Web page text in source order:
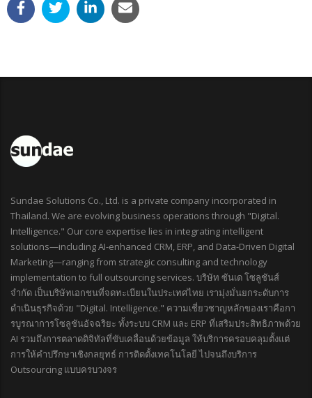
Sundae Solutions Co., Ltd. is a private company incorporated in
Thailand. We are evolving business operations through "Digital.
Intelligence." Our core expertise lies in integrating intelligent
solutions—including AI-enhanced CRM, ERP, and Data-Driven Digital
Marketing—ranging from strategic consulting and technology
implementation to full outsourcing services. บริษัท ซันเด โซลูชันส์
จำกัด เป็นบริษัทเอกชนที่จดทะเบียนในประเทศไทย เรามุ่งมั่นยกระดับการ
ดำเนินธุรกิจด้วย "Digital. Intelligence." ความเชี่ยวชาญหลักของเราคือกา
รบูรณาการโซลูชันอัจฉริยะ ทั้งระบบ CRM และ ERP ที่เสริมประสิทธิภาพด้วย
AI รวมถึงการตลาดดิจิทัลที่ขับเคลื่อนด้วยข้อมูล ให้บริการครอบคลุมตั้งแต่
การให้คำปรึกษาเชิงกลยุทธ์ การติดตั้งเทคโนโลยี ไปจนถึงบริการ
Outsourcing แบบครบวงจร